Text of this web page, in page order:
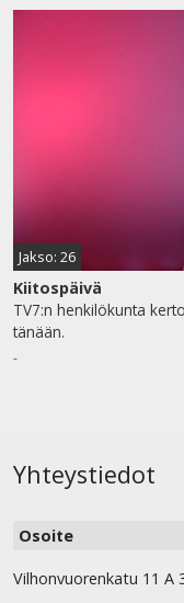
Jakso: 26
Kiitospäivä
TV7:n henkilökunta
tänään.
-
Yhteystiedot
Osoite
Vilhonvuorenkatu 11 A